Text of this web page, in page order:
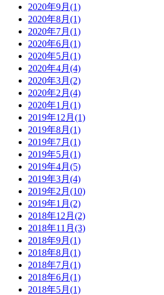
2020年9月 (1)
2020年8月 (1)
2020年7月 (1)
2020年6月 (1)
2020年5月 (1)
2020年4月 (4)
2020年3月 (2)
2020年2月 (4)
2020年1月 (1)
2019年12月 (1)
2019年8月 (1)
2019年7月 (1)
2019年5月 (1)
2019年4月 (5)
2019年3月 (4)
2019年2月 (10)
2019年1月 (2)
2018年12月 (2)
2018年11月 (3)
2018年9月 (1)
2018年8月 (1)
2018年7月 (1)
2018年6月 (1)
2018年5月 (1)